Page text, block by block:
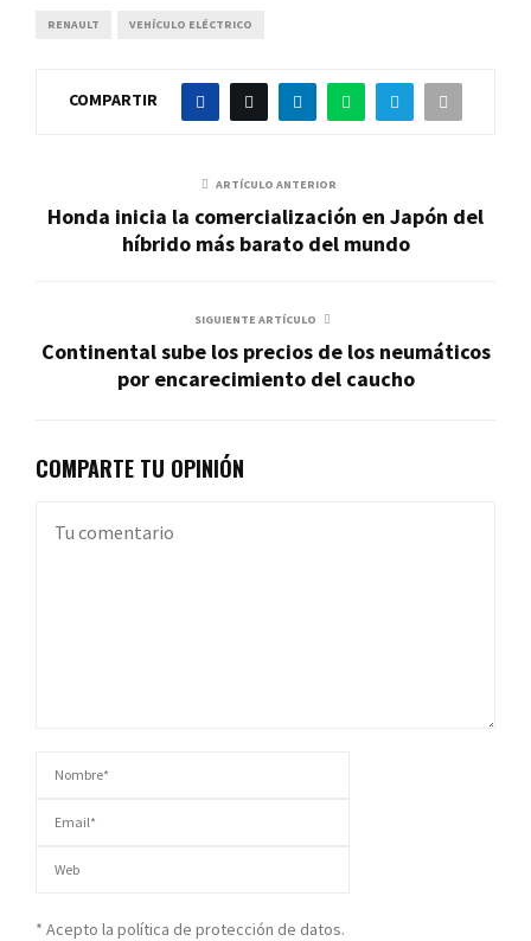
RENAULT VEHÍCULO ELÉCTRICO
COMPARTIR
ARTÍCULO ANTERIOR
Honda inicia la comercialización en Japón del
híbrido más barato del mundo
SIGUIENTE ARTÍCULO
Continental sube los precios de los neumáticos
por encarecimiento del caucho
COMPARTE TU OPINIÓN
* Acepto la política de protección de datos.